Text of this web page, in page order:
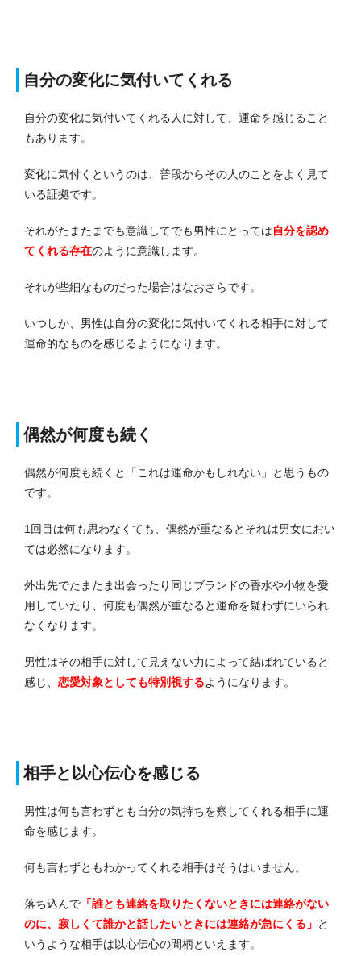
自分の変化に気付いてくれる
自分の変化に気付いてくれる人に対して、運命を感じること
もあります。
変化に気付くというのは、普段からその人のことをよく見て
いる証拠です。
それがたまたまでも意識してでも男性にとっては自分を認め
てくれる存在のように意識します。
それが些細なものだった場合はなおさらです。
いつしか、男性は自分の変化に気付いてくれる相手に対して
運命的なものを感じるようになります。
偶然が何度も続く
偶然が何度も続くと「これは運命かもしれない」と思うもの
です。
1回目は何も思わなくても、偶然が重なるとそれは男女におい
ては必然になります。
外出先でたまたま出会ったり同じブランドの香水や小物を愛
用していたり、何度も偶然が重なると運命を疑わずにいられ
なくなります。
男性はその相手に対して見えない力によって結ばれていると
感じ、 恋愛対象としても特別視するようになります。
相手と以心伝心を感じる
男性は何も言わずとも自分の気持ちを察してくれる相手に運
命を感じます。
何も言わずともわかってくれる相手はそうはいません。
落ち込んで 「誰とも連絡を取りたくないときには連絡がない
のに、寂しくて誰かと話したいときには連絡が急にくる」 と
いうような相手は以心伝心の間柄といえます。